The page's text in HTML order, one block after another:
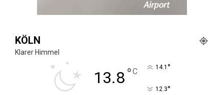
KÖLN
Klarer Himmel
13.8°C 14.1 °
12.3°